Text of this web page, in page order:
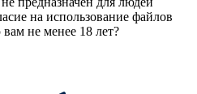
на использование файлов
не менее 18 лет?